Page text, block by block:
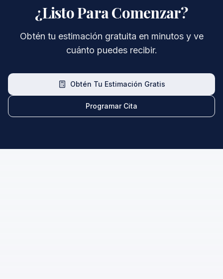
¿Listo Para Comenzar?
Obtén tu estimación gratuita en minutos y ve
cuánto puedes recibir.
Obtén Tu Estimación Gratis
Programar Cita